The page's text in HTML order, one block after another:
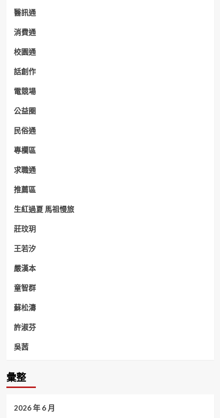
醫訊通
消費通
校園通
話創作
電競場
公益圈
民俗通
專欄區
求職通
推薦區
生紅過夏 馬祖慢旅
莊玟玥
王若汐
嚴漢本
童智群
蘇松濤
許淑芬
吳茜
彙整
2026 年 6 月